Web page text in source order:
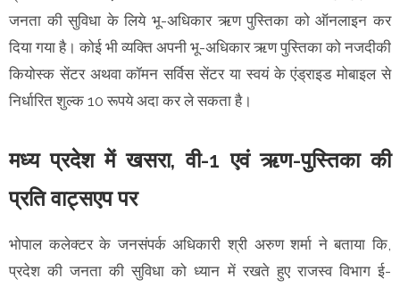
जनता की सुविधा के लिये भू-अधिकार ऋण पुस्तिका को ऑनलाइन कर
दिया गया है। कोई भी व्यक्ति अपनी भू-अधिकार ऋण पुस्तिका को नजदीकी
कियोस्क सेंटर अथवा कॉमन सर्विस सेंटर या स्वयं के एंड्राइड मोबाइल से
निर्धारित शुल्क 10 रूपये अदा कर ले सकता है।
मध्य प्रदेश में खसरा, वी-1 एवं ऋण-पुस्तिका की
प्रति वाट्सएप पर
भोपाल कलेक्टर के जनसंपर्क अधिकारी श्री अरुण शर्मा ने बताया कि,
प्रदेश की जनता की सुविधा को ध्यान में रखते हुए राजस्व विभाग ई-